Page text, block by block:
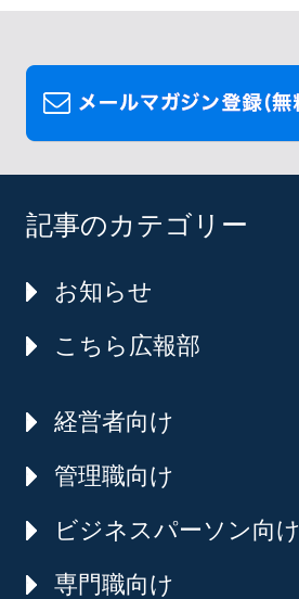
記事のカテゴリー
お知らせ
こちら広報部
経営者向け
管理職向け
ビジネスパーソン向け
専門職向け